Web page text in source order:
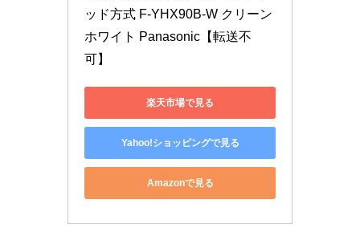
ッド方式 F-YHX90B-W クリーン
ホワイト Panasonic【転送不
可】
楽天市場で見る
Yahoo!ショッピングで見る
Amazonで見る